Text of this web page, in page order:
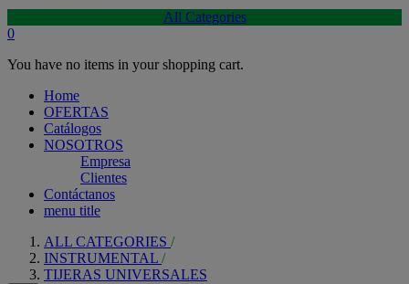
All Categories
0
You have no items in your shopping cart.
Home
OFERTAS
Catálogos
NOSOTROS
Empresa
Clientes
Contáctanos
menu title
ALL CATEGORIES
INSTRUMENTAL
TIJERAS UNIVERSALES